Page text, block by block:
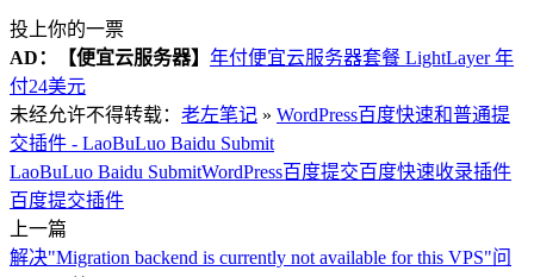
投上你的一票
AD：
【便宜云服务器】 年付便宜云服务器套餐 LightLayer 年
付24美元
未经允许不得转载： 老左笔记 » WordPress百度快速和普通提
交插件 - LaoBuLuo Baidu Submit
LaoBuLuo Baidu SubmitWordPress百度提交百度快速收录插件
百度提交插件
上一篇
解决"Migration backend is currently not available for this VPS"问